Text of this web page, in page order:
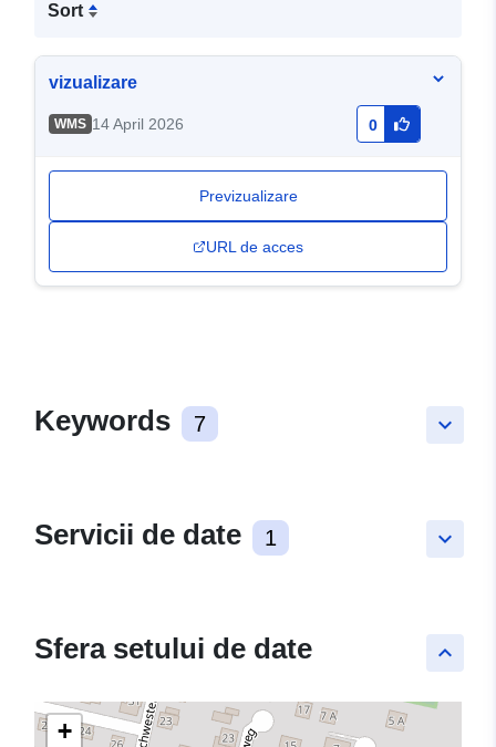
Sort
vizualizare
WMS 14 April 2026 0
Previzualizare
URL de acces
keyboard_arrow_down
Keywords 7
keyboard_arrow_down
Servicii de date 1
keyboard_arrow_up
Sfera setului de date
+